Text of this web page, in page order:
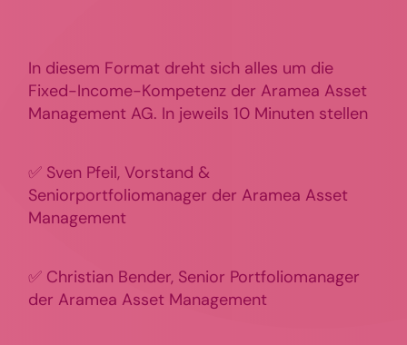
In diesem Format dreht sich alles um die
Fixed-Income-Kompetenz der Aramea Asset
Management AG. In jeweils 10 Minuten stellen
✅ Sven Pfeil, Vorstand &
Seniorportfoliomanager der Aramea Asset
Management
✅ Christian Bender, Senior Portfoliomanager
der Aramea Asset Management